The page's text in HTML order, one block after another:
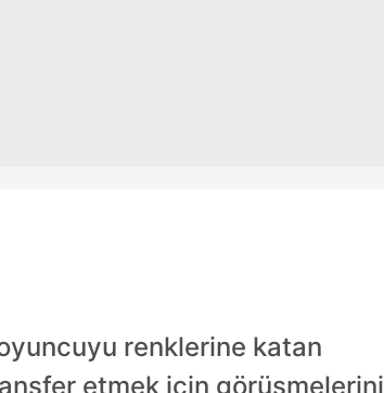
renklerine katan
etmek için görüşmelerini